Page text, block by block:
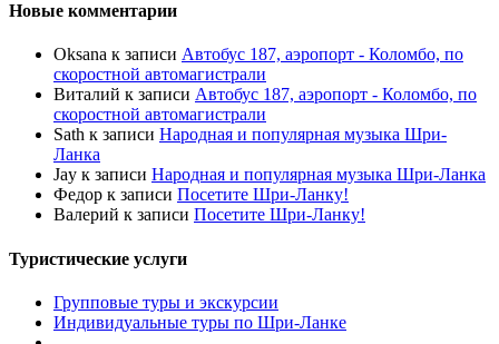
Новые комментарии
Oksana к записи Автобус 187, аэропорт - Коломбо, по
скоростной автомагистрали
Виталий к записи Автобус 187, аэропорт - Коломбо, по
скоростной автомагистрали
Sath к записи Народная и популярная музыка Шри-
Ланка
Jay к записи Народная и популярная музыка Шри-Ланка
Федор к записи Посетите Шри-Ланку!
Валерий к записи Посетите Шри-Ланку!
Туристические услуги
Групповые туры и экскурсии
Индивидуальные туры по Шри-Ланке